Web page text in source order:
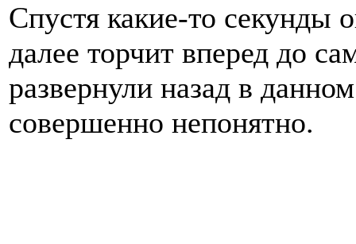
Спустя какие-то секунды
далее торчит вперед до
развернули назад в
совершенно непонятно.